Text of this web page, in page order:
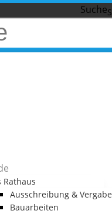
Suche
Rathaus
Ausschreibung & Vergabe
Bauarbeiten